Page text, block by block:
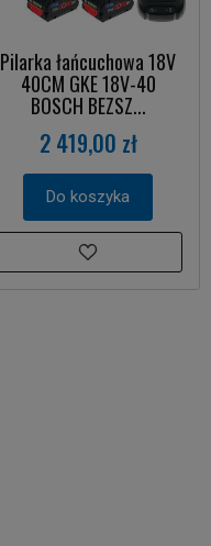
Pilarka łańcuchowa 18V
40CM GKE 18V-40
BOSCH BEZSZ...
2 419,00 zł
Do koszyka